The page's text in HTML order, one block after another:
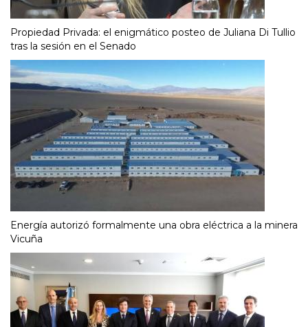
Propiedad Privada: el enigmático posteo de Juliana Di Tullio
tras la sesión en el Senado
Energía autorizó formalmente una obra eléctrica a la minera
Vicuña